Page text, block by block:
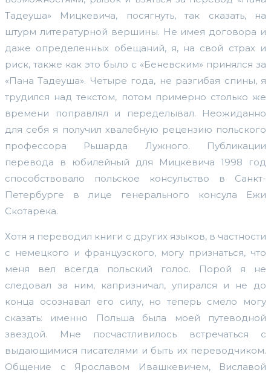
Тадеуша» Мицкевича, посягнуть, так сказать, на
штурм литературной вершины. Не имея договора и
даже определенных обещаний, я, на свой страх и
риск, также как это было с «Беневским» принялся за
«Пана Тадеуша». Четыре года, не разгибая спины, я
трудился над текстом, потом примерно столько же
времени поправлял и переделывал. Неожиданно
для себя я получил хвалебную рецензию польского
профессора Рьшарда Лужного. Публикации
перевода в юбилейный для Мицкевича 1998 год
способствовало польское консульство в Санкт-
Петербурге в лице генерального консула Ежи
Скотарека.
Хотя я переводил книги с других языков, в частности
с немецкого и французского, могу признаться, что
меня вел всегда польский голос. Порой я не
следовал за ним, капризничал, упирался и не до
конца осознавал его силу, но теперь смело могу
сказать: именно Польша была моей путеводной
звездой. Мне посчастливилось встречаться с
выдающимися писателями и быть их переводчиком.
Общение с Ярославом Ивашкевичем, Виславой